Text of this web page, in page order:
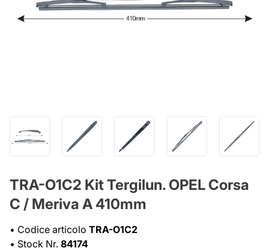
TRA-O1C2 Kit Tergilun. OPEL Corsa
C / Meriva A 410mm
• Codice articolo TRA-O1C2
• Stock Nr. 84174